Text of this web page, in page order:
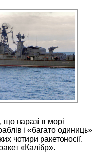
наразі в морі
і «багато одиниць»
чотири ракетоносії.
«Калібр».